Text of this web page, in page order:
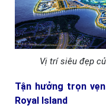
Vị trí siêu đẹp
Tận hưởng trọn
Royal Island